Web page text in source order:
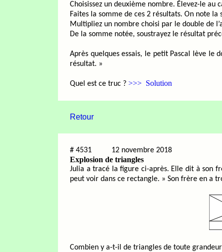
Choisissez un deuxième nombre. Élevez-le au
Faites la somme de ces 2 résultats. On note la
Multipliez un nombre choisi par le double de
De la somme notée, soustrayez le résultat
Après quelques essais, le petit Pascal lève
résultat. »
Quel est ce truc ? >>> Solution
Retour
# 4531 12 novembre 2018
Explosion de triangles
Julia a tracé la figure ci-après. Elle dit à son
peut voir dans ce rectangle. » Son frère en a
Combien y a-t-il de triangles de toute